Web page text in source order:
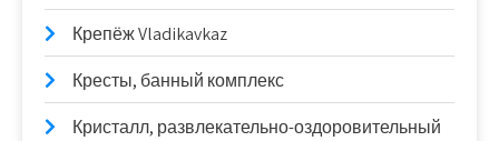
Крепёж Vladikavkaz
Кресты, банный комплекс
Кристалл, развлекательно-оздоровительный